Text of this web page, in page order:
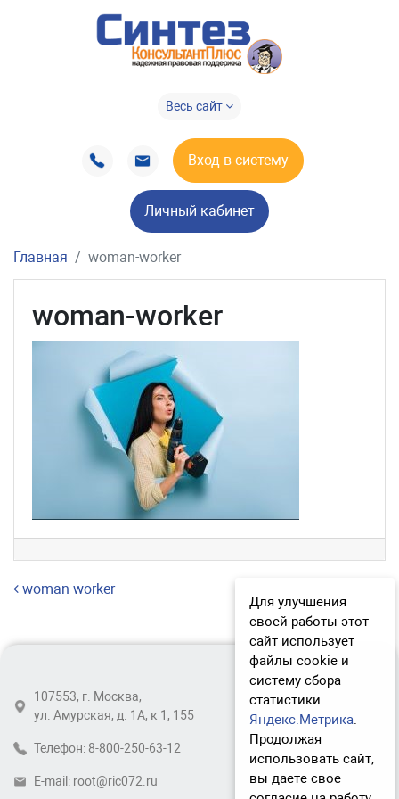
Весь сайт
Вход в систему
Личный кабинет
Главная woman-worker
woman-worker
Навигация по записям
woman-worker
107553, г. Москва,
ул. Амурская, д. 1А, к 1, 155
Телефон: 8-800-250-63-12
E-mail: root@ric072.ru
Для улучшения
своей работы этот
сайт использует
файлы cookie и
систему сбора
статистики
Яндекс.Метрика.
Продолжая
использовать сайт,
вы даете свое